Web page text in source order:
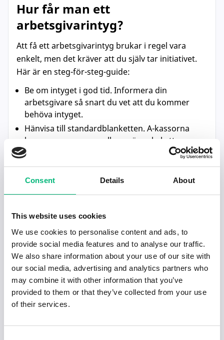
Consent Details About
This website uses cookies
We use cookies to personalise content and ads, to
provide social media features and to analyse our traffic.
We also share information about your use of our site with
our social media, advertising and analytics partners who
may combine it with other information that you’ve
provided to them or that they’ve collected from your use
of their services.
Hur får man ett
arbetsgivarintyg?
Att få ett arbetsgivarintyg brukar i regel vara
enkelt, men det kräver att du själv tar initiativet.
Här är en steg-för-steg-guide:
Be om intyget i god tid. Informera din
arbetsgivare så snart du vet att du kommer
behöva intyget.
Hänvisa till standardblanketten. A-kassorna
har en gemensam mall som är enkel att
använda. Den finns på Arbetsgivarintyg.nu.
Följ upp. Om arbetsgivaren inte lämnar
intyget i tid, skicka en vänlig påminnelse.
Kontakta facket vid problem. Om din
vända dig till ditt fackförbund för hjälp.
Vad gör man om arbetsgivaren
vägrar?
Tyvärr händer det ibland att arbetsgivare dröjer
med eller helt undviker att lämna ut